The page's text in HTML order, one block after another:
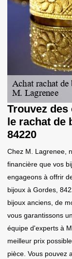
Trouvez
le rachat de
84220
Chez M. Lagrenee,
financière que vos
engageons à offrir
bijoux à Gordes,
bijoux anciens, de
vous garantissons
équipe d'experts à
meilleur prix
pièce. Vous pouvez